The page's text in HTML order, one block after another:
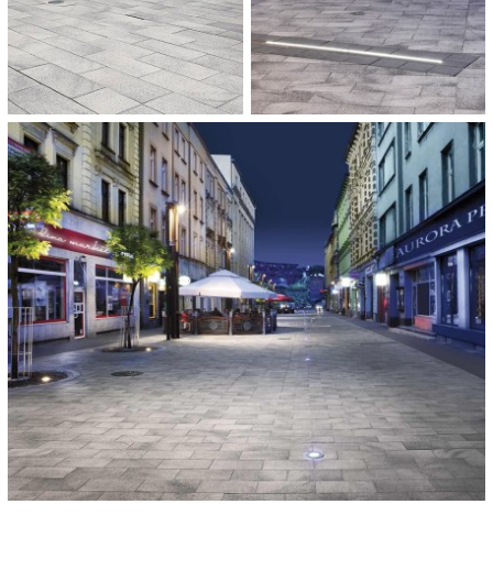
OPDRACHTGEVER:
Municipial Office, Chorzów Polen
HOEVEELHEID:
1.158 m²
OPLEVERING:
2012
CATEGORIE:
Stedenbouw, stedelijke inrichting